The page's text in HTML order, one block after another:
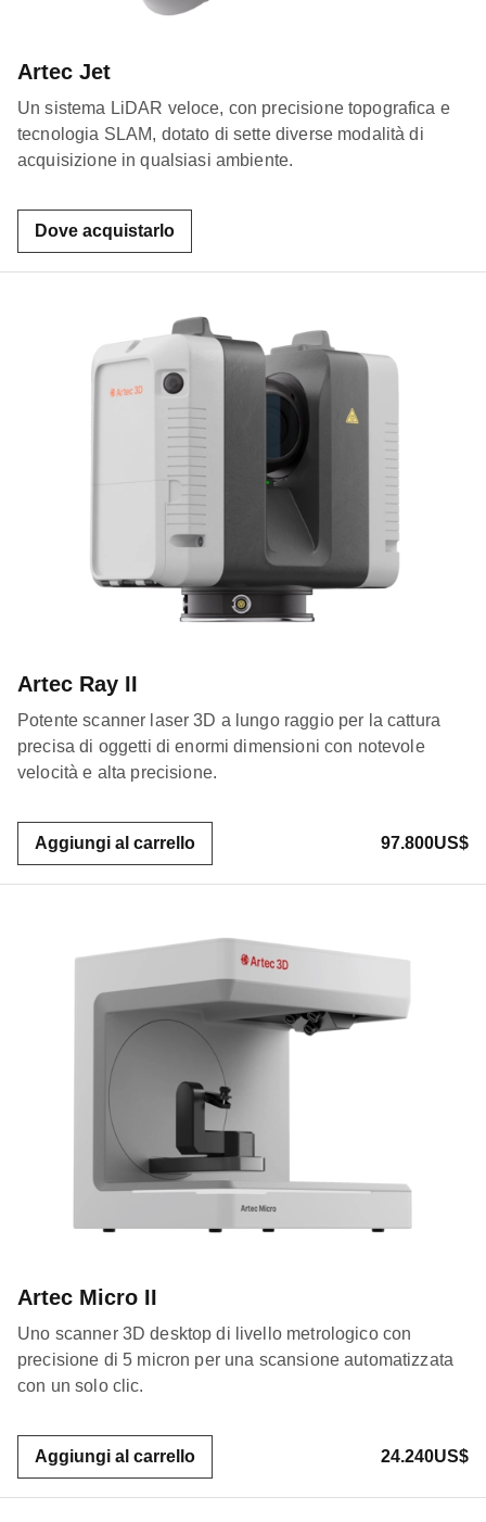
Artec Jet
Un sistema LiDAR veloce, con precisione topografica e
tecnologia SLAM, dotato di sette diverse modalità di
acquisizione in qualsiasi ambiente.
Dove acquistarlo
Artec Ray II
Potente scanner laser 3D a lungo raggio per la cattura
precisa di oggetti di enormi dimensioni con notevole
velocità e alta precisione.
Aggiungi al carrello 97.800US$
Artec Micro II
Uno scanner 3D desktop di livello metrologico con
precisione di 5 micron per una scansione automatizzata
con un solo clic.
Aggiungi al carrello 24.240US$